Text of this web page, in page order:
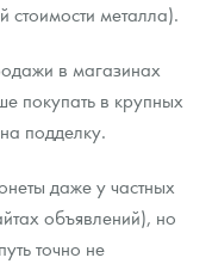
стоимости металла).
в магазинах
покупать в крупных
подделку.
даже у частных
объявлений), но
точно не